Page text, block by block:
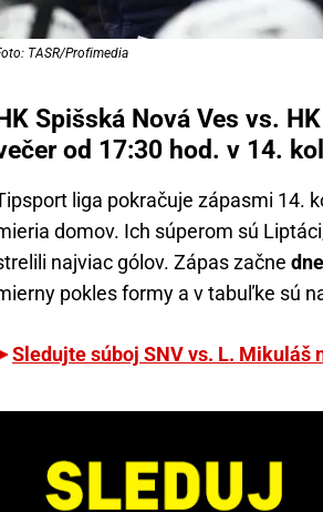
TASR/Profimedia
Spišská Nová Ves vs.
od 17:30 hod. v 14.
liga pokračuje zápasmi 14.
domov. Ich súperom sú
najviac gólov. Zápas začne
pokles formy a v tabuľke sú
Sledujte súboj SNV vs. L. Mikuláš